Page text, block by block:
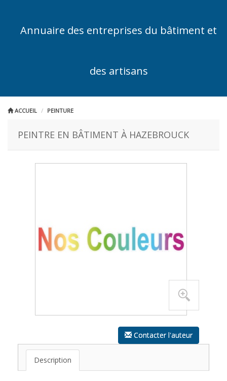
Annuaire des entreprises du bâtiment et
des artisans
ACCUEIL PEINTURE
PEINTRE EN BÂTIMENT À HAZEBROUCK
Contacter l'auteur
Description